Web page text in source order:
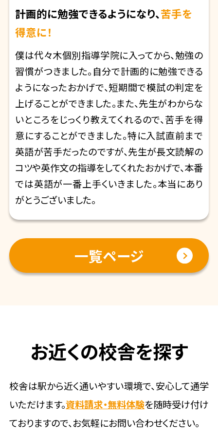
計画的に勉強できるようになり、苦手を
得意に！
僕は代々木個別指導学院に入ってから、勉強の
習慣がつきました。自分で計画的に勉強できる
ようになったおかげで、短期間で模試の判定を
上げることができました。また、先生がわからな
いところをじっくり教えてくれるので、苦手を得
意にすることができました。特に入試直前まで
英語が苦手だったのですが、先生が長文読解の
コツや英作文の指導をしてくれたおかげで、本番
では英語が一番上手くいきました。本当にあり
がとうございました。
一覧ページ
お近くの校舎を探す
校舎は駅から近く通いやすい環境で、安心して通学
いただけます。資料請求・無料体験を随時受け付け
ておりますので、お気軽にお問い合わせください。